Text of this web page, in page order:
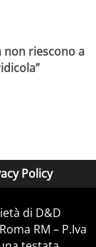
non riescono a
Policy
di D&D
RM – P.Iva